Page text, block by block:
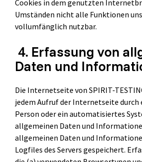
Cookies in dem genutzten
Umständen nicht alle Funktionen
vollumfänglich nutzbar.
4. Erfassung von
Daten und
Die Internetseite von SPIRIT-
jedem Aufruf der Internetseite
Person oder ein automatisiertes
allgemeinen Daten und
allgemeinen Daten und
Logfiles des Servers gespeichert.